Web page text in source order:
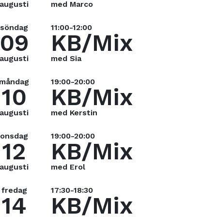
augusti med Marco
söndag
augusti
11:00-12:00
KB/Mix
med Sia
10
augusti
19:00-20:00
KB/Mix
med Kerstin
onsdag
12
augusti
19:00-20:00
KB/Mix
med Erol
fredag
14
17:30-18:30
KB/Mix